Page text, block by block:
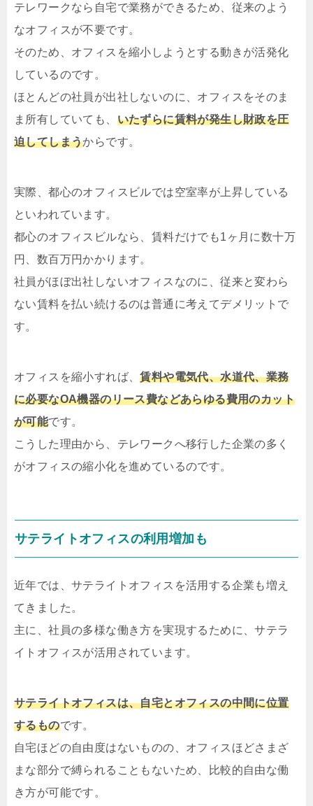
テレワークなら自宅で業務ができるため、従来のよう
なオフィスが不要です。
そのため、オフィスを縮小しようとする動きが活発化
しているのです。
ほとんどの社員が出社しないのに、オフィスをそのま
ま所有していても、 いたずらに賃料が発生し財政を圧
迫してしまうからです。
実際、都心のオフィスビルでは空室率が上昇している
といわれています。
都心のオフィスビルなら、賃料だけでも1ヶ月に数十万
円、数百万円かかります。
社員がほぼ出社しないオフィスなのに、従来と変わら
ない賃料を払い続けるのは普通に考えてデメリットで
す。
オフィスを縮小すれば、賃料や電気代、水道代、業務
に必要なOA機器のリース費などあらゆる費用のカット
が可能です。
こうした理由から、テレワークへ移行した企業の多く
がオフィスの縮小化を進めているのです。
サテライトオフィスの利用増加も
近年では、サテライトオフィスを活用する企業も増え
てきました。
主に、社員の多様な働き方を実現するために、サテラ
イトオフィスが活用されています。
サテライトオフィスは、自宅とオフィスの中間に位置
するものです。
自宅ほどの自由度はないものの、オフィスほどさまざ
まな部分で縛られることもないため、比較的自由な働
き方が可能です。